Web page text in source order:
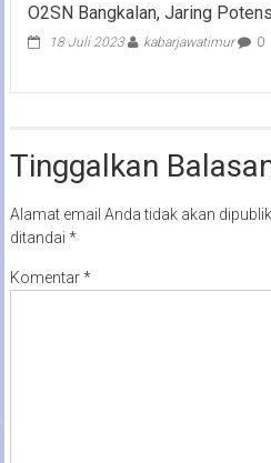
O2SN Bangkalan, Jaring
18 Juli 2023 kabarjawatimur 0
Tinggalkan
Alamat email Anda tidak akan
ditandai *
Komentar*